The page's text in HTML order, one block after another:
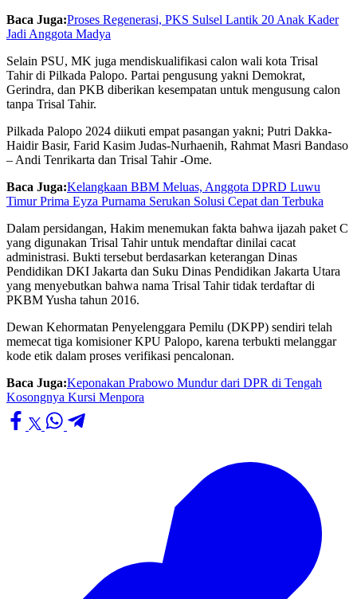
Baca Juga:Proses Regenerasi, PKS Sulsel Lantik 20 Anak Kader
Jadi Anggota Madya
Selain PSU, MK juga mendiskualifikasi calon wali kota Trisal
Tahir di Pilkada Palopo. Partai pengusung yakni Demokrat,
Gerindra, dan PKB diberikan kesempatan untuk mengusung calon
tanpa Trisal Tahir.
Pilkada Palopo 2024 diikuti empat pasangan yakni; Putri Dakka-
Haidir Basir, Farid Kasim Judas-Nurhaenih, Rahmat Masri Bandaso
– Andi Tenrikarta dan Trisal Tahir -Ome.
Baca Juga:Kelangkaan BBM Meluas, Anggota DPRD Luwu
Timur Prima Eyza Purnama Serukan Solusi Cepat dan Terbuka
Dalam persidangan, Hakim menemukan fakta bahwa ijazah paket C
yang digunakan Trisal Tahir untuk mendaftar dinilai cacat
administrasi. Bukti tersebut berdasarkan keterangan Dinas
Pendidikan DKI Jakarta dan Suku Dinas Pendidikan Jakarta Utara
yang menyebutkan bahwa nama Trisal Tahir tidak terdaftar di
PKBM Yusha tahun 2016.
Dewan Kehormatan Penyelenggara Pemilu (DKPP) sendiri telah
memecat tiga komisioner KPU Palopo, karena terbukti melanggar
kode etik dalam proses verifikasi pencalonan.
Baca Juga:Keponakan Prabowo Mundur dari DPR di Tengah
Kosongnya Kursi Menpora